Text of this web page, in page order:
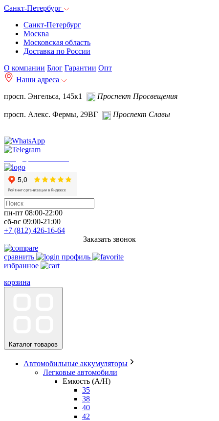
Санкт-Петербург
Санкт-Петербург
Москва
Московская область
Доставка по России
О компании Блог Гарантии Опт
Наши адреса
просп. Энгельса, 145к1
Проспект Просвещения
просп. Алекс. Фермы, 29ВГ Проспект Славы
пн-пт 08:00-22:00
сб-вс 09:00-21:00
+7 (812) 426-16-64
Заказать звонок
сравнить
профиль
избранное
корзина
Каталог товаров
Автомобильные аккумуляторы
Легковые автомобили
Емкость (A/H)
35
38
40
42